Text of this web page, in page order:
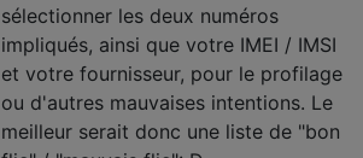
sélectionner les deux numéros
impliqués, ainsi que votre IMEI / IMSI
et votre fournisseur, pour le profilage
ou d'autres mauvaises intentions. Le
meilleur serait donc une liste de "bon